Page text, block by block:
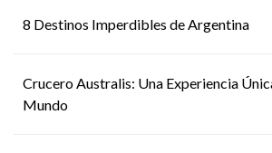
8 Destinos Imperdibles de Argentina
Crucero Australis: Una Experiencia
Mundo